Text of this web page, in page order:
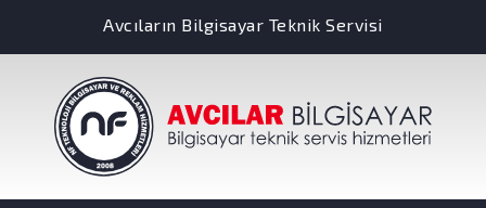
Avcıların Bilgisayar Teknik Servisi